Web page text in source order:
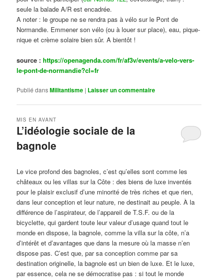
seule la balade A/R est encadrée.
A noter : le groupe ne se rendra pas à vélo sur le Pont de
Normandie. Emmener son vélo (ou à louer sur place), eau, pique-
nique et crème solaire bien sûr. A bientôt !
source :https://openagenda.com/fr/af3v/events/a-velo-vers-
le-pont-de-normandie?cl=fr
Publié dansMilitantisme | Laisser un commentaire
L’idéologie sociale de la
bagnole
MIS EN AVANT
Le vice profond des bagnoles, c’est qu’elles sont comme les
châteaux ou les villas sur la Côte : des biens de luxe inventés
pour le plaisir exclusif d’une minorité de très riches et que rien,
dans leur conception et leur nature, ne destinait au peuple. À la
différence de l’aspirateur, de l’appareil de T.S.F. ou de la
bicyclette, qui gardent toute leur valeur d’usage quand tout le
monde en dispose, la bagnole, comme la villa sur la côte, n’a
d’intérêt et d’avantages que dans la mesure où la masse n’en
dispose pas. C’est que, par sa conception comme par sa
destination originelle, la bagnole est un bien de luxe. Et le luxe,
par essence, cela ne se démocratise pas : si tout le monde